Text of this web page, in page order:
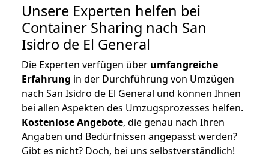
Unsere Experten helfen bei
Container Sharing nach San
Isidro de El General
Die Experten verfügen über umfangreiche
Erfahrung in der Durchführung von Umzügen
nach San Isidro de El General und können Ihnen
bei allen Aspekten des Umzugsprozesses helfen.
Kostenlose Angebote, die genau nach Ihren
Angaben und Bedürfnissen angepasst werden?
Gibt es nicht? Doch, bei uns selbstverständlich!